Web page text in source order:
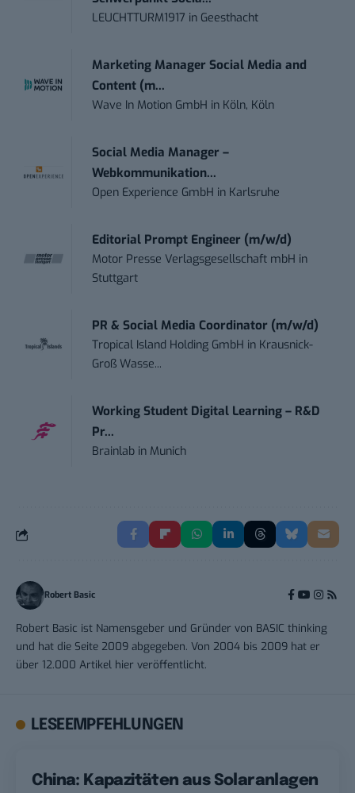
LEUCHTTURM1917 in Geesthacht
Marketing Manager Social Media and
Content (m...
Wave In Motion GmbH in Köln, Köln
Social Media Manager –
Webkommunikation...
Open Experience GmbH in Karlsruhe
Editorial Prompt Engineer (m/w/d)
Motor Presse Verlagsgesellschaft mbH in
Stuttgart
PR & Social Media Coordinator (m/w/d)
Tropical Island Holding GmbH in Krausnick-
Groß Wasse...
Working Student Digital Learning – R&D
Pr...
Brainlab in Munich
Robert Basic
Robert Basic ist Namensgeber und Gründer von BASIC thinking
und hat die Seite 2009 abgegeben. Von 2004 bis 2009 hat er
über 12.000 Artikel hier veröffentlicht.
LESEEMPFEHLUNGEN
China: Kapazitäten aus Solaranlagen